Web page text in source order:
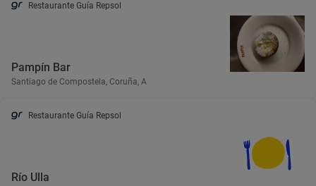
Restaurante Guía Repsol
Pampín Bar
Santiago de Compostela, Coruña, A
Restaurante Guía Repsol
Río Ulla